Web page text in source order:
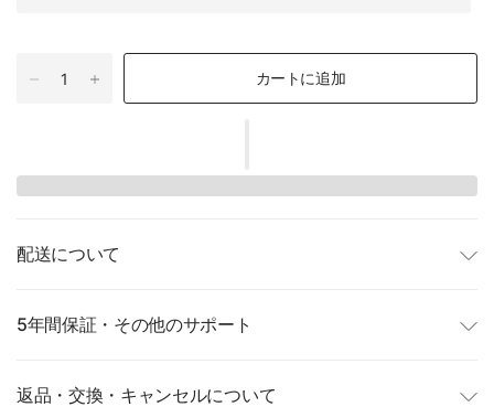
カートに追加
配送について
5年間保証・その他のサポート
返品・交換・キャンセルについて